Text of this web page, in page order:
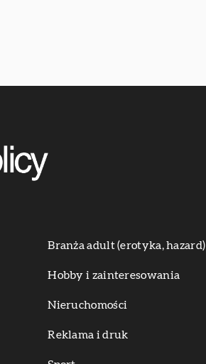
Branża adult (erotyka, hazard)
Hobby i zainteresowania
Nieruchomości
Reklama i druk